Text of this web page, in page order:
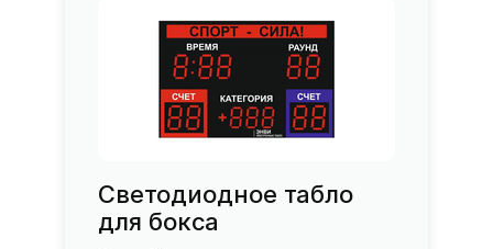
Светодиодное табло
для бокса